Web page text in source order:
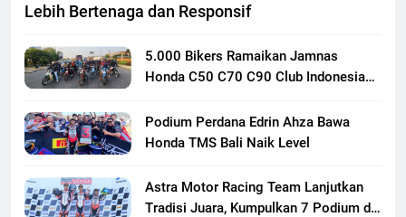
Lebih Bertenaga dan Responsif
5.000 Bikers Ramaikan Jamnas
Honda C50 C70 C90 Club Indonesia
Persaudaraan Pecinta Motor Klasik
Honda
Podium Perdana Edrin Ahza Bawa
Honda TMS Bali Naik Level
Astra Motor Racing Team Lanjutkan
Tradisi Juara, Kumpulkan 7 Podium di